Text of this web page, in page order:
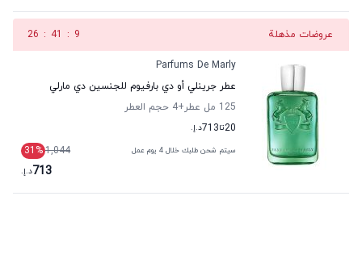
عروضات مذهلة 8
:
41
:
26
Parfums De Marly
عطر جرينلي أو دي بارفيوم للجنسين دي مارلي
125 مل عطر
+4
حجم العطر
20تا713د.إ.
سيتم شحن طلبك خلال 4 يوم عمل 1,044
31 %
713د.إ.